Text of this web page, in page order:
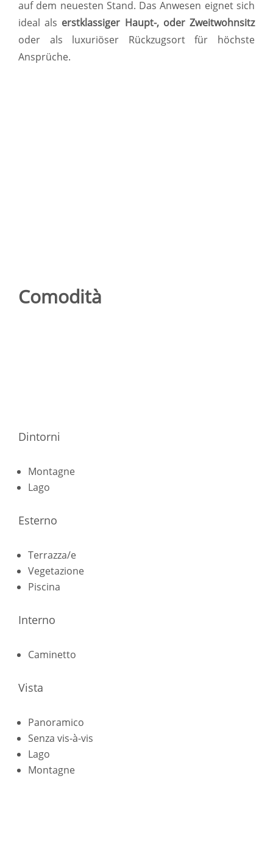
auf dem neuesten Stand. Das Anwesen eignet sich
ideal als erstklassiger Haupt-, oder Zweitwohnsitz
oder als luxuriöser Rückzugsort für höchste
Ansprüche.
Comodità
Dintorni
Montagne
Lago
Esterno
Terrazza/e
Vegetazione
Piscina
Interno
Caminetto
Vista
Panoramico
Senza vis-à-vis
Lago
Montagne